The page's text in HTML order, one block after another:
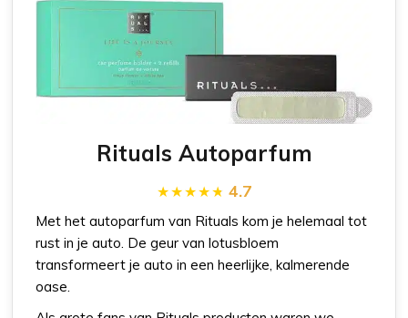
Rituals Autoparfum
4.7
Met het autoparfum van Rituals kom je helemaal tot
rust in je auto. De geur van lotusbloem
transformeert je auto in een heerlijke, kalmerende
oase.